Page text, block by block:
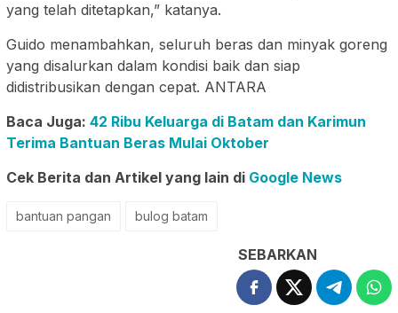
yang telah ditetapkan,” katanya.
Guido menambahkan, seluruh beras dan minyak goreng
yang disalurkan dalam kondisi baik dan siap
didistribusikan dengan cepat. ANTARA
Baca Juga: 42 Ribu Keluarga di Batam dan Karimun
Terima Bantuan Beras Mulai Oktober
Cek Berita dan Artikel yang lain di Google News
bantuan pangan bulog batam
SEBARKAN